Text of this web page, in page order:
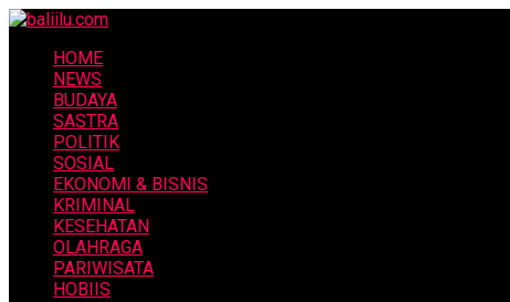
HOME
NEWS
BUDAYA
SASTRA
POLITIK
SOSIAL
EKONOMI & BISNIS
KRIMINAL
KESEHATAN
OLAHRAGA
PARIWISATA
HOBIIS